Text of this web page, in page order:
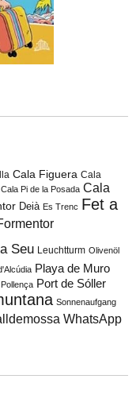
Cala Figuera Cala
Cala Pi de la Posada Cala
Deià Es Trenc Fet a
Seu Leuchtturm Olivenöl
Playa de Muro
Port de Sóller
Sonnenaufgang
WhatsApp